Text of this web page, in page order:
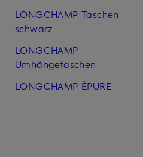
LONGCHAMP Taschen
schwarz
LONGCHAMP
Umhängetaschen
LONGCHAMP ÉPURE